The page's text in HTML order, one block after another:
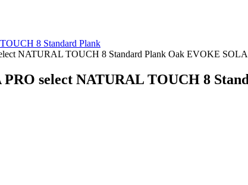
8 Standard Plank
NATURAL TOUCH 8 Standard Plank Oak EVOKE
select NATURAL TOUCH 8